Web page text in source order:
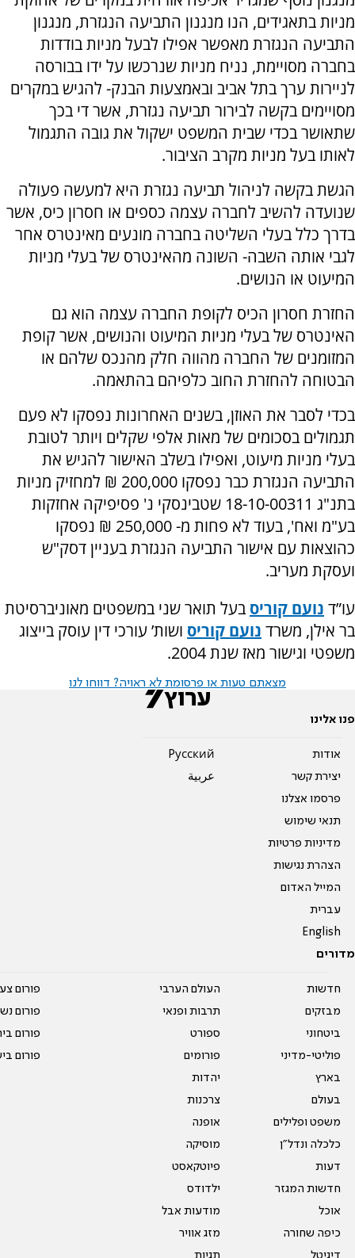
מניות בתאגידים, הנו מנגנון התביעה הנגזרת, מנגנון
התביעה הנגזרת מאפשר אפילו לבעל מניות בודדות
בחברה מסויימת, נניח מניות שנרכשו על ידו בבורסה
לניירות ערך בתל אביב ובאמצעות הבנק- להגיש במקרים
מסויימים בקשה לבירור תביעה נגזרת, אשר די בכך
שתאושר בכדי שבית המשפט ישקול את גובה התגמול
לאותו בעל מניות מקרב הציבור.
הגשת בקשה לניהול תביעה נגזרת היא למעשה פעולה
שנועדה להשיב לחברה עצמה כספים או חסרון כיס, אשר
בדרך כלל בעלי השליטה בחברה מונעים מאינטרס אחר
לגבי אותה השבה- השונה מהאינטרס של בעלי מניות
המיעוט או הנושים.
החזרת חסרון הכיס לקופת החברה עצמה הוא גם
האינטרס של בעלי מניות המיעוט והנושים, אשר קופת
המזומנים של החברה מהווה חלק מהנכס שלהם או
הבטוחה להחזרת החוב כלפיהם בהתאמה.
בכדי לסבר את האוזן, בשנים האחרונות נפסקו לא פעם
תגמולים בסכומים של מאות אלפי שקלים ויותר לטובת
בעלי מניות מיעוט, ואפילו בשלב האישור להגיש את
התביעה הנגזרת כבר נפסקו 200,000 ₪ למחזיק מניות
בתנ"ג 18-10-00311 שטבינסקי נ' פסיפיקה אחזקות
בע"מ ואח', בעוד לא פחות מ- 250,000 ₪ נפסקו
כהוצאות עם אישור התביעה הנגזרת בעניין דסק"ש
ועסקת מעריב.
עו”ד נועם קוריס בעל תואר שני במשפטים מאוניברסיטת
בר אילן, משרד נועם קוריס ושות’ עורכי דין עוסק בייצוג
משפטי וגישור מאז שנת 2004.
מצאתם טעות או פרסומת לא ראויה? דווחו לנו
פנו אלינו
אודות
יצירת קשר
פרסמו אצלנו
תנאי שימוש
מדיניות פרטיות
הצהרת נגישות
המייל האדום
עברית
English
Pусский
عربية
מדורים
חדשות
מבזקים
ביטחוני
פוליטי-מדיני
בארץ
בעולם
משפט ופלילים
כלכלה ונדל"ן
דעות
חדשות המגזר
אוכל
כיפה שחורה
דיגיטל
העולם הערבי
תרבות ופנאי
ספורט
פורומים
יהדות
צרכנות
אופנה
מוסיקה
פיוטקאסט
ילדודס
מודעות אבל
מזג אוויר
תגיות
פורום
פורום
פורום
פורום